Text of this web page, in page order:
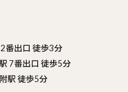
番出口 徒歩3分
7番出口 徒歩5分
駅 徒歩5分